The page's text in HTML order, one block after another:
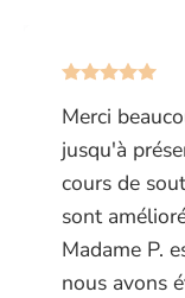
Merci
jusqu'à
cours de
sont
Madame P.
nous avons